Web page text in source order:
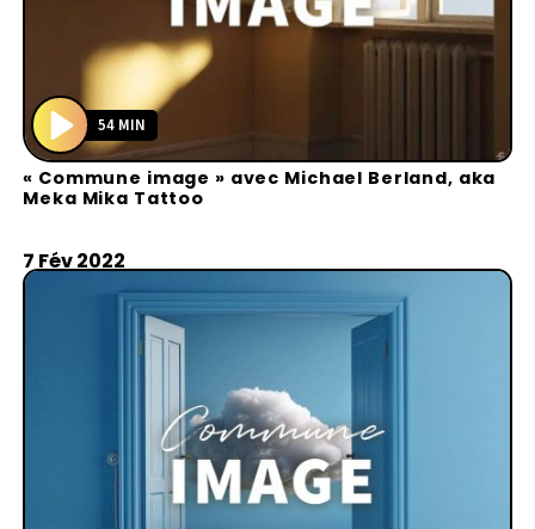
P
l
a
54 MIN
« Commune image » avec Michael Berland, aka
Meka Mika Tattoo
7 Fév 2022